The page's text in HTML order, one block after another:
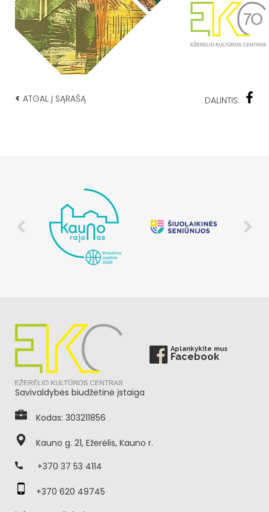
< ATGAL Į SĄRAŠĄ DALINTIS:
Aplankykite mus
Facebook
Savivaldybės biudžetinė įstaiga
Kodas: 303211856
Kauno g. 21, Ežerėlis, Kauno r.
+370 37 53 4114
+370 620 49745